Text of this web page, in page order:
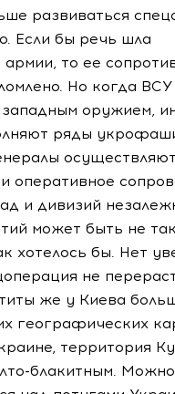
развиваться
Если бы речь шла
то ее
Но когда ВСУ
оружием,
ряды
осуществляют
оперативное
и дивизий
может быть не так
хотелось бы. Нет
не
же у Киева
географических
территория
блакитным. Можно